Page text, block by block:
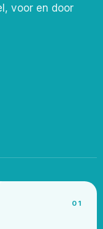
voor en door
01